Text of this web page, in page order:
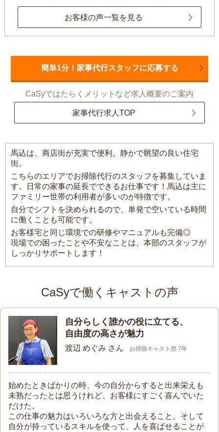
お客様の声一覧を見る
簡単1分！家事代行スタッフに応募する
CaSyではたらくメリットなど求人概要のご案内
家事代行求人TOP
馬込は、商店街が充実で便利。静かで眺望の良い住宅
街。
こちらのエリアでお掃除代行のスタッフを募集していま
す。日常の家事の延長でできるお仕事です！馬込は主に
ファミリー世帯の利用者が多いのが特徴です。
自分でシフトを決められるので、単発で空いている時間
に働くことも可能です。
お客様宅と同じ環境での研修やマニュアルも完備◎
現場での困ったことや不安なことは、本部のスタッフが
しっかりサポートします！
CaSyで働くキャストの声
自分らしく誰かの役に立てる、
自由度の高さが魅力
渡辺 めぐみ さん お掃除キャスト歴 7年
始めたときばかりの時、今の自分からすると出来栄えも
未熟だったとは思うけれど、お客様にすごく喜んでいた
だけた。
この仕事の魅力はいろいろな方と出会えること。そして
自分が持っているスキルを使って、人を喜ばせることが